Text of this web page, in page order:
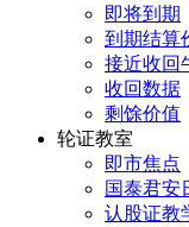
即将到期
到期结算
接近收回
收回数据
剩馀价值
轮证教室
即市焦点
国泰君安
认股证教